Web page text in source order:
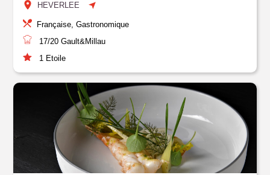
HEVERLEE
Française, Gastronomique
17/20 Gault&Millau
1 Etoile